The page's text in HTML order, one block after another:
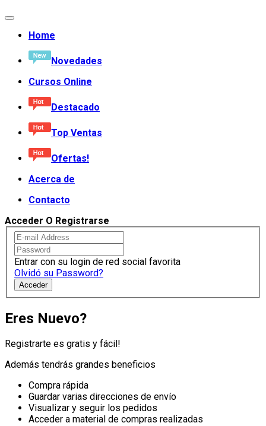
Home
Novedades
Cursos Online
Destacado
Top Ventas
Ofertas!
Acerca de
Contacto
Acceder O Registrarse
Entrar con su login de red social favorita
Olvidó su Password?
Acceder
Eres Nuevo?
Registrarte es gratis y fácil!
Además tendrás grandes beneficios
Compra rápida
Guardar varias direcciones de envío
Visualizar y seguir los pedidos
Acceder a material de compras realizadas